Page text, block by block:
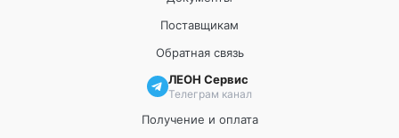
Поставщикам
Обратная связь
ЛЕОН Сервис
Телеграм канал
Получение и оплата